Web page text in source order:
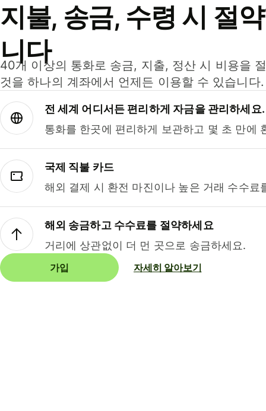
지불, 송금, 수령 시 절
니다
40개 이상의 통화로 송금, 지출, 정산 시 비용을
것을 하나의 계좌에서 언제든 이용할 수 있습니다.
전 세계 어디서든 편리하게 자금을 관리하세요.
통화를 한곳에 편리하게 보관하고 몇 초 만에
국제 직불 카드
해외 결제 시 환전 마진이나 높은 거래 수수료
해외 송금하고 수수료를 절약하세요
거리에 상관없이 더 먼 곳으로 송금하세요.
가입 자세히 알아보기